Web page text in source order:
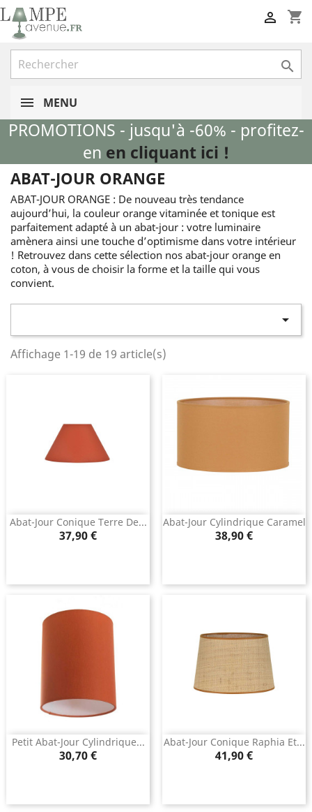
shopping_cart


MENU
PROMOTIONS - jusqu'à -60% - profitez-
en en cliquant ici !
ABAT-JOUR ORANGE
ABAT-JOUR ORANGE : De nouveau très tendance
aujourd’hui, la couleur orange vitaminée et tonique est
parfaitement adapté à un abat-jour : votre luminaire
amènera ainsi une touche d’optimisme dans votre intérieur
! Retrouvez dans cette sélection nos abat-jour orange en
coton, à vous de choisir la forme et la taille qui vous
convient.

Affichage 1-19 de 19 article(s)
Abat-Jour Conique Terre De...
Prix
37,90 €
Abat-Jour Cylindrique Caramel
Prix
38,90 €
Petit Abat-Jour Cylindrique...
Prix
30,70 €
Abat-Jour Conique Raphia Et...
Prix
41,90 €